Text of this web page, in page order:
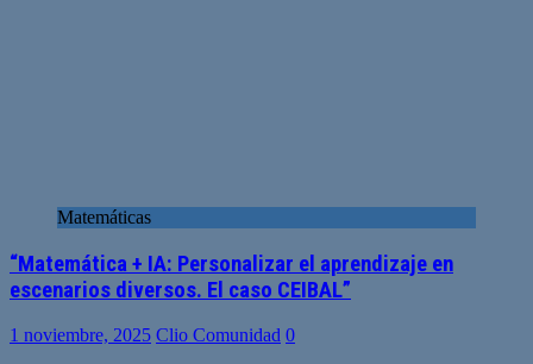
Matemáticas
“Matemática + IA: Personalizar el aprendizaje en
escenarios diversos. El caso CEIBAL”
1 noviembre, 2025 Clio Comunidad 0